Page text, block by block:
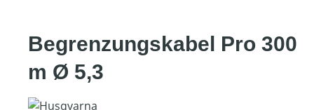
Begrenzungskabel Pro 300
m Ø 5,3